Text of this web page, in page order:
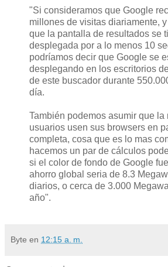
"Si consideramos que Google
millones de visitas diariamente,
que la pantalla de resultados se
desplegada por a lo menos 10
podríamos decir que Google se
desplegando en los escritorios
de este buscador durante
día.
También podemos asumir que la
usuarios usen sus browsers en
completa, cosa que es lo mas
hacemos un par de cálculos
si el color de fondo de Google
ahorro global seria de 8.3
diarios, o cerca de 3.000
año".
Byte en 12:15 a. m.